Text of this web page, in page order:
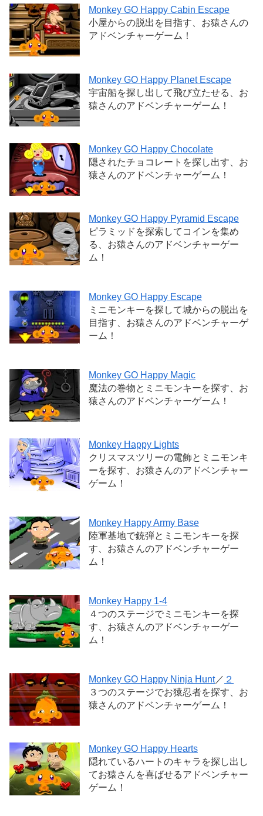
Monkey GO Happy Cabin Escape
小屋からの脱出を目指す、お猿さんの
アドベンチャーゲーム！
Monkey GO Happy Planet Escape
宇宙船を探し出して飛び立たせる、お
猿さんのアドベンチャーゲーム！
Monkey GO Happy Chocolate
隠されたチョコレートを探し出す、お
猿さんのアドベンチャーゲーム！
Monkey GO Happy Pyramid Escape
ピラミッドを探索してコインを集め
る、お猿さんのアドベンチャーゲー
ム！
Monkey GO Happy Escape
ミニモンキーを探して城からの脱出を
目指す、お猿さんのアドベンチャーゲ
ーム！
Monkey GO Happy Magic
魔法の巻物とミニモンキーを探す、お
猿さんのアドベンチャーゲーム！
Monkey Happy Lights
クリスマスツリーの電飾とミニモンキ
ーを探す、お猿さんのアドベンチャー
ゲーム！
Monkey Happy Army Base
陸軍基地で銃弾とミニモンキーを探
す、お猿さんのアドベンチャーゲー
ム！
Monkey Happy 1-4
４つのステージでミニモンキーを探
す、お猿さんのアドベンチャーゲー
ム！
Monkey GO Happy Ninja Hunt／ ２
３つのステージでお猿忍者を探す、お
猿さんのアドベンチャーゲーム！
Monkey GO Happy Hearts
隠れているハートのキャラを探し出し
てお猿さんを喜ばせるアドベンチャー
ゲーム！